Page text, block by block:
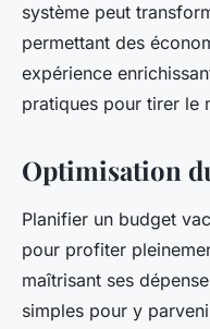
système peut
permettant des
expérience
pratiques pour tirer le
Optimisation
Planifier un budget
pour profiter
maîtrisant ses
simples pour y